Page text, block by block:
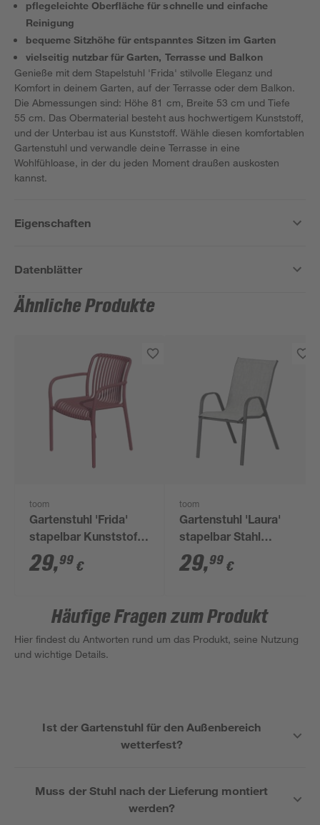
pflegeleichte Oberfläche für schnelle und einfache
Reinigung
bequeme Sitzhöhe für entspanntes Sitzen im Garten
vielseitig nutzbar für Garten, Terrasse und Balkon
Genieße mit dem Stapelstuhl 'Frida' stilvolle Eleganz und
Komfort in deinem Garten, auf der Terrasse oder dem Balkon.
Die Abmessungen sind: Höhe 81 cm, Breite 53 cm und Tiefe
55 cm. Das Obermaterial besteht aus hochwertigem Kunststoff,
und der Unterbau ist aus Kunststoff. Wähle diesen komfortablen
Gartenstuhl und verwandle deine Terrasse in eine
Wohlfühloase, in der du jeden Moment draußen auskosten
kannst.
Eigenschaften
Datenblätter
Ähnliche Produkte
toom
Gartenstuhl 'Frida'
stapelbar Kunststoff
rosa 53 x 81 x 55 cm
29,99 €
toom
Gartenstuhl 'Laura'
stapelbar Stahl
anthrazit 70,5 x 93 x
56 cm
29,99 €
Häufige Fragen zum Produkt
Hier findest du Antworten rund um das Produkt, seine Nutzung
und wichtige Details.
Ist der Gartenstuhl für den Außenbereich
wetterfest?
Muss der Stuhl nach der Lieferung montiert
werden?